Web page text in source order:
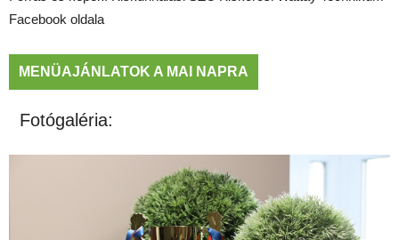
Facebook oldala
MENÜAJÁNLATOK A MAI NAPRA
Fotógaléria: